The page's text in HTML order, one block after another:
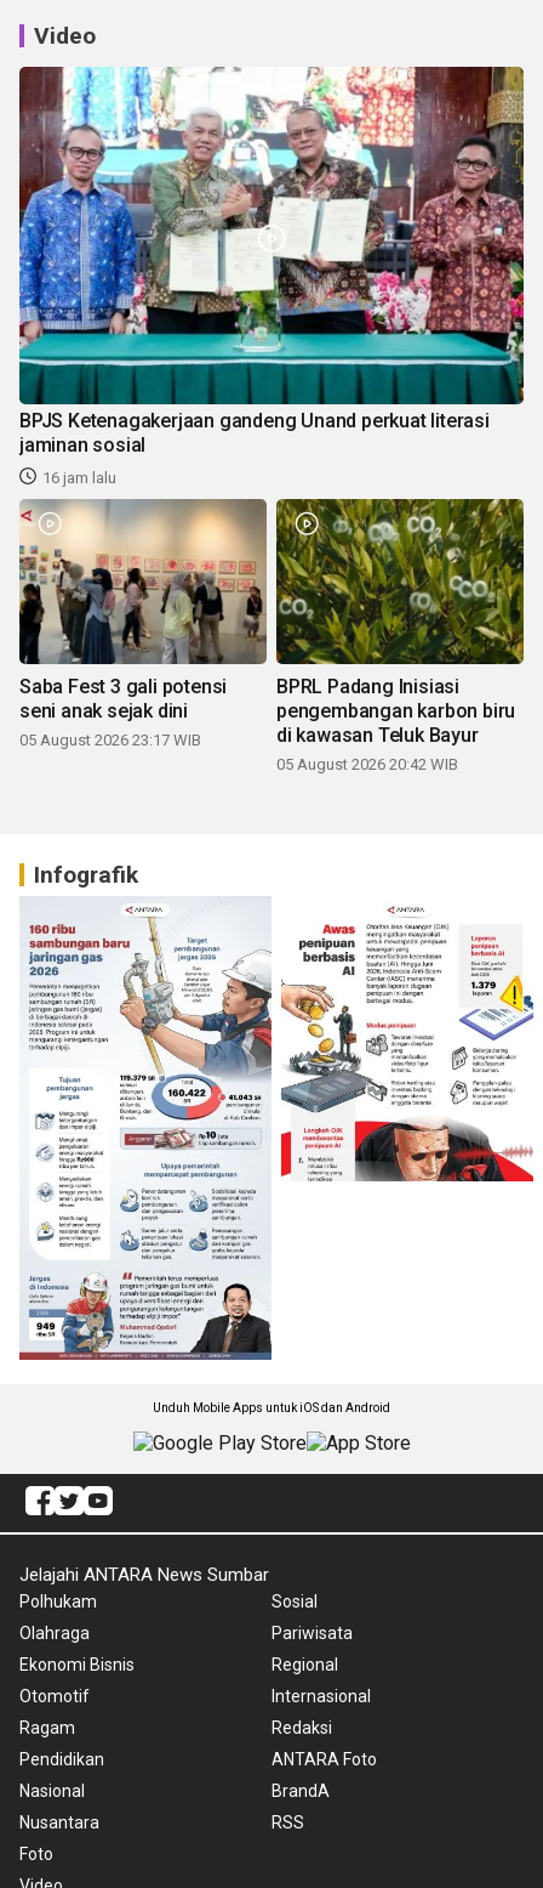
Video
BPJS Ketenagakerjaan gandeng Unand perkuat literasi
jaminan sosial
16 jam lalu
Saba Fest 3 gali potensi
seni anak sejak dini
05 August 2026 23:17 WIB
BPRL Padang Inisiasi
pengembangan karbon biru
di kawasan Teluk Bayur
05 August 2026 20:42 WIB
Infografik
Unduh Mobile Apps untuk iOS dan Android
Jelajahi ANTARA News Sumbar
Polhukam
Olahraga
Ekonomi Bisnis
Otomotif
Ragam
Pendidikan
Nasional
Nusantara
Foto
Sosial
Pariwisata
Regional
Internasional
Redaksi
ANTARA Foto
BrandA
RSS